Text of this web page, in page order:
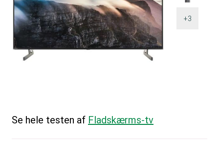
+3
Se hele testen af Fladskærms-tv